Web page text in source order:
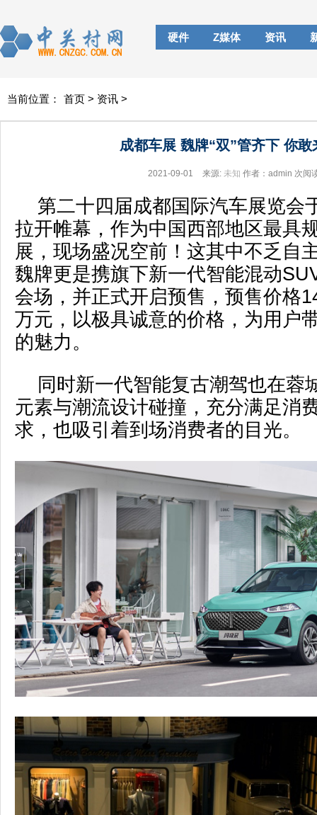
硬件 Z媒体 资讯
当前位置： 首页 > 资讯 >
成都车展 魏牌“双”管齐下 你敢
2021-09-01 来源: 未知 作者：admin 次阅
第二十四届成都国际汽车展览会
拉开帷幕，作为中国西部地区最具
展，现场盛况空前！这其中不乏自
魏牌更是携旗下新一代智能混动
会场，并正式开启预售，预售价格
万元，以极具诚意的价格，为用户
的魅力。
同时新一代智能复古潮驾也在蓉
元素与潮流设计碰撞，充分满足消
求，也吸引着到场消费者的目光。